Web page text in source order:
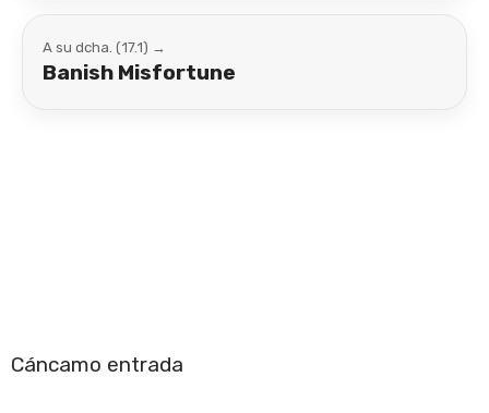
A su dcha. (17.1) →
Banish Misfortune
Cáncamo entrada